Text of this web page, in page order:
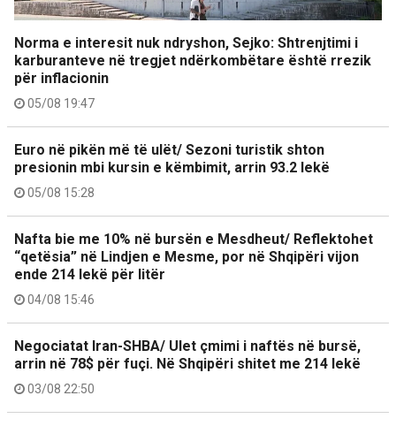
Norma e interesit nuk ndryshon, Sejko: Shtrenjtimi i
karburanteve në tregjet ndërkombëtare është rrezik
për inflacionin
05/08 19:47
Euro në pikën më të ulët/ Sezoni turistik shton
presionin mbi kursin e këmbimit, arrin 93.2 lekë
05/08 15:28
Nafta bie me 10% në bursën e Mesdheut/ Reflektohet
“qetësia” në Lindjen e Mesme, por në Shqipëri vijon
ende 214 lekë për litër
04/08 15:46
Negociatat Iran-SHBA/ Ulet çmimi i naftës në bursë,
arrin në 78$ për fuçi. Në Shqipëri shitet me 214 lekë
03/08 22:50